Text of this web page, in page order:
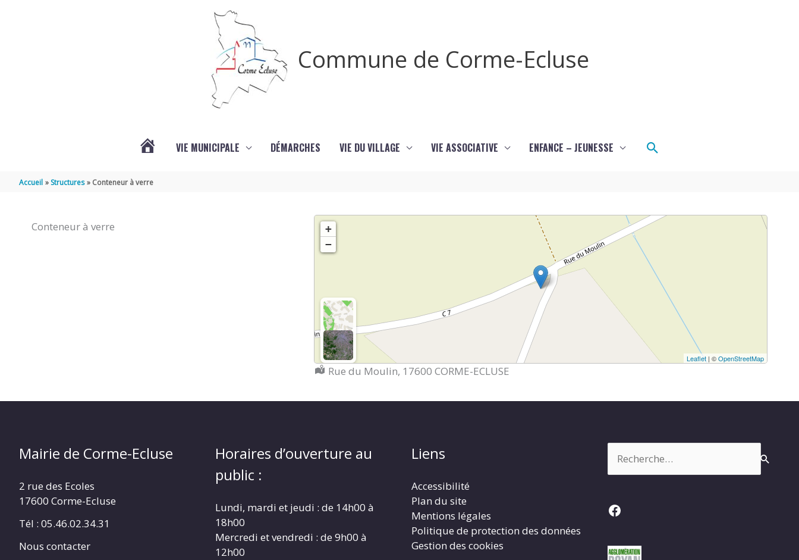
Commune de Corme-Ecluse
VIE MUNICIPALE DÉMARCHES VIE DU VILLAGE VIE ASSOCIATIVE ENFANCE – JEUNESSE Rechercher
Accueil Structures Conteneur à verre
Conteneur à verre
+
−
Leaflet| ©OpenStreetMap
Localisation :
Rue du Moulin, 17600 CORME-ECLUSE
Mairie de Corme-Ecluse
2 rue des Ecoles
17600 Corme-Ecluse
Tél : 05.46.02.34.31
Nous contacter
Horaires d’ouverture au
public :
Lundi, mardi et jeudi : de 14h00 à
18h00
Mercredi et vendredi : de 9h00 à
12h00
Liens
Accessibilité
Plan du site
Mentions légales
Politique de protection des données
Gestion des cookies
Facebook